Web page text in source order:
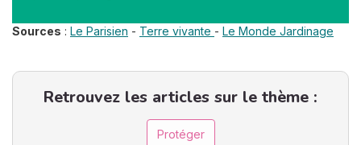
Sources : Le Parisien - Terre vivante - Le Monde Jardinage
Retrouvez les articles sur le thème :
Protéger